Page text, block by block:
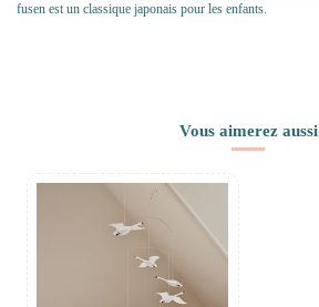
fusen est un classique japonais pour les enfants.
Vous aimerez aussi